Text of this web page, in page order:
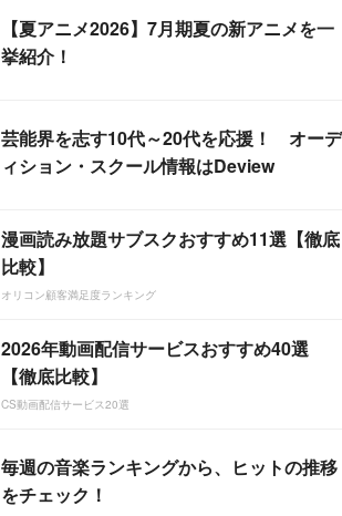
【夏アニメ2026】7月期夏の新アニメを一
挙紹介！
芸能界を志す10代～20代を応援！ オーデ
ィション・スクール情報はDeview
漫画読み放題サブスクおすすめ11選【徹底
比較】
オリコン顧客満足度ランキング
2026年動画配信サービスおすすめ40選
【徹底比較】
CS動画配信サービス20選
毎週の音楽ランキングから、ヒットの推移
をチェック！